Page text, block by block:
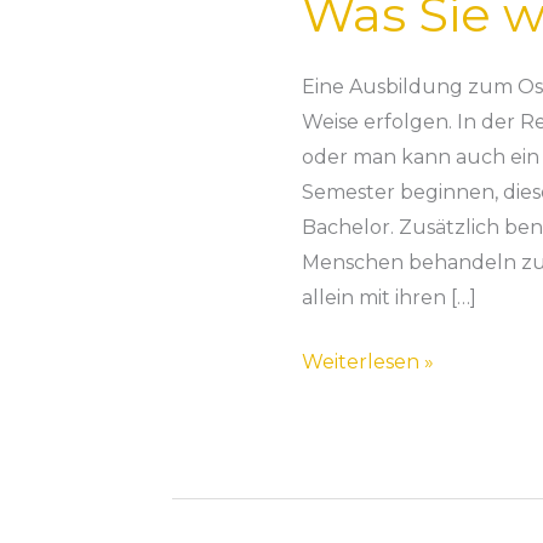
Was Sie
Eine Ausbildung zum
Weise erfolgen. In der
oder man kann auch
Semester beginnen,
Bachelor. Zusätzlich
Menschen behandeln
allein mit ihren […]
Weiterlesen »